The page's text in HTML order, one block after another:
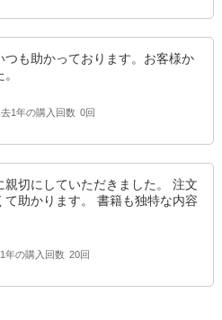
も助かっております。お客様か
1年の購入回数 0回
切にしていただきました。 注文
助かります。 書籍も独特な内容
年の購入回数 20回